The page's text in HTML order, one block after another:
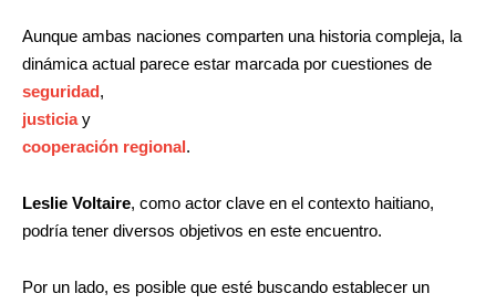
Aunque ambas naciones comparten una historia compleja, la
dinámica actual parece estar marcada por cuestiones de
seguridad,
justiciay
cooperación regional.
Leslie Voltaire, como actor clave en el contexto haitiano,
podría tener diversos objetivos en este encuentro.
Por un lado, es posible que esté buscando establecer un